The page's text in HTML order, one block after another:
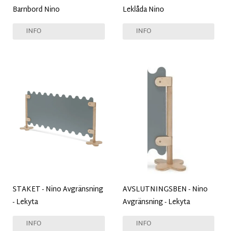
Barnbord Nino
INFO
Leklåda Nino
INFO
STAKET - Nino Avgränsning
- Lekyta
INFO
AVSLUTNINGSBEN - Nino
Avgränsning - Lekyta
INFO